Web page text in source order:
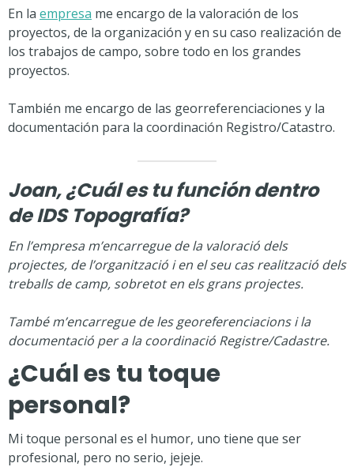
En la empresa me encargo de la valoración de los
proyectos, de la organización y en su caso realización de
los trabajos de campo, sobre todo en los grandes
proyectos.
También me encargo de las georreferenciaciones y la
documentación para la coordinación Registro/Catastro.
Joan, ¿Cuál es tu función dentro
de IDS Topografía?
En l’empresa m’encarregue de la valoració dels
projectes, de l’organització i en el seu cas realització dels
treballs de camp, sobretot en els grans projectes.
També m’encarregue de les georeferenciacions i la
documentació per a la coordinació Registre/Cadastre.
¿Cuál es tu toque
personal?
Mi toque personal es el humor, uno tiene que ser
profesional, pero no serio, jejeje.